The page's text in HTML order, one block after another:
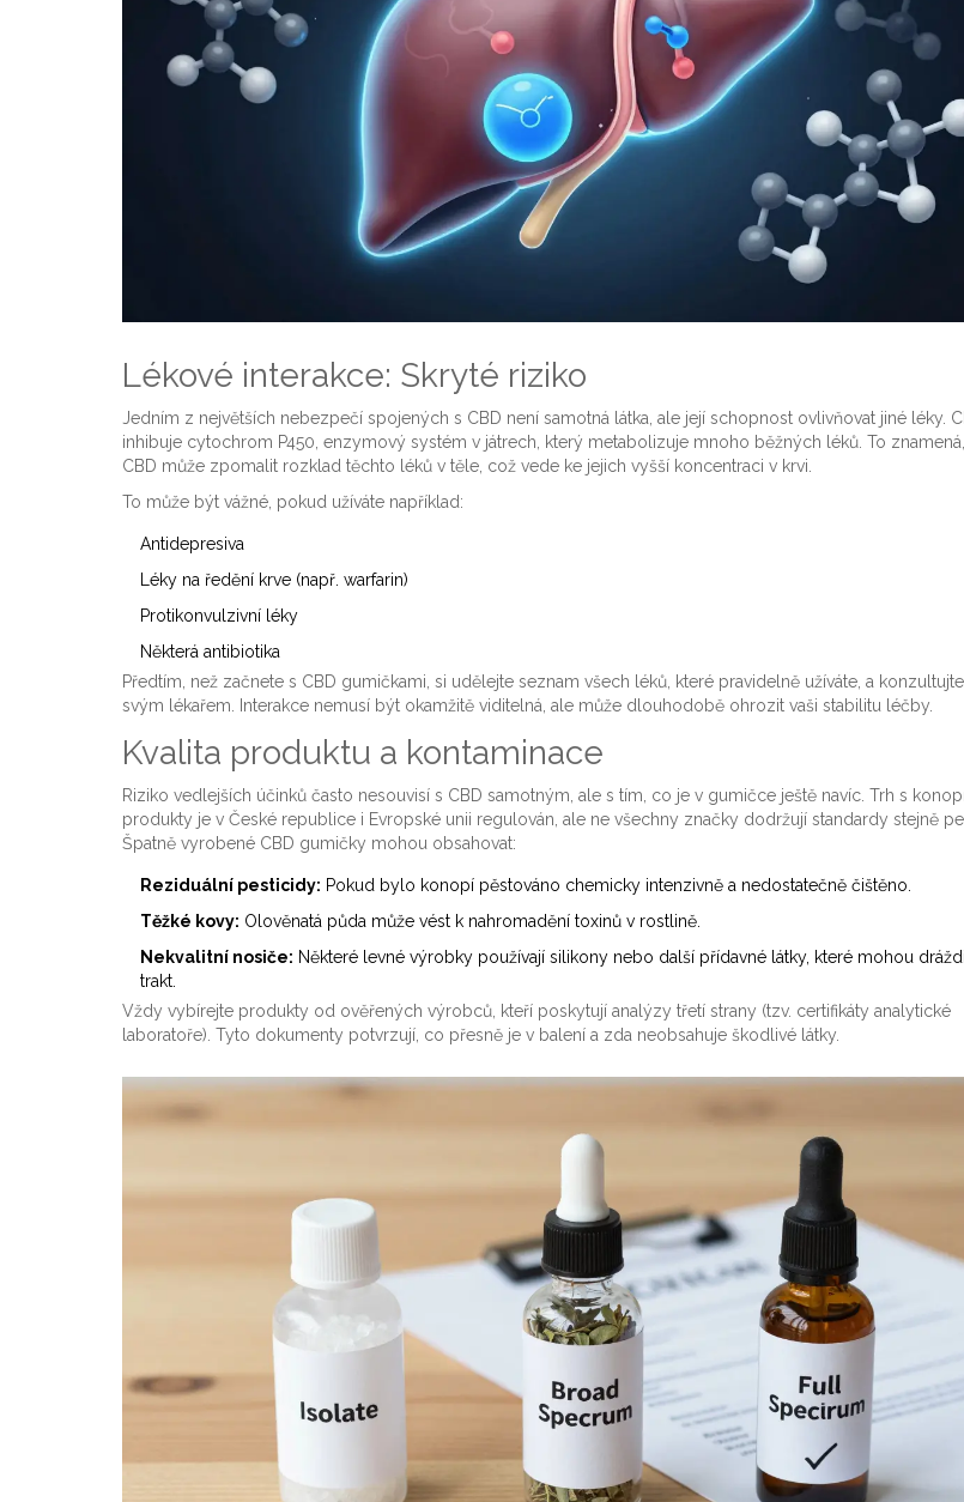
Lékové interakce: Skryté riziko
Jedním z největších nebezpečí spojených s CBD není samotná látka, ale její schopnost ovlivňovat jiné léky.
inhibuje cytochrom P450, enzymový systém v játrech, který metabolizuje mnoho běžných léků. To
CBD může zpomalit rozklad těchto léků v těle, což vede ke jejich vyšší koncentraci v krvi.
To může být vážné, pokud užíváte například:
Antidepresiva
Léky na ředění krve (např. warfarin)
Protikonvulzivní léky
Některá antibiotika
Předtím, než začnete s CBD gumičkami, si udělejte seznam všech léků, které pravidelně užíváte, a
svým lékařem. Interakce nemusí být okamžitě viditelná, ale může dlouhodobě ohrozit vaši stabilitu léčby.
Kvalita produktu a kontaminace
Riziko vedlejších účinků často nesouvisí s CBD samotným, ale s tím, co je v gumičce ještě navíc. Trh s
produkty je v České republice i Evropské unii regulován, ale ne všechny značky dodržují standardy stejně
Špatně vyrobené CBD gumičky mohou obsahovat:
Reziduální pesticidy: Pokud bylo konopí pěstováno chemicky intenzivně a nedostatečně čištěno.
Těžké kovy: Olověnatá půda může vést k nahromadění toxinů v rostlině.
Nekvalitní nosiče: Některé levné výrobky používají silikony nebo další přídavné látky, které mohou
trakt.
Vždy vybírejte produkty od ověřených výrobců, kteří poskytují analýzy třetí strany (tzv. certifikáty analytické
laboratoře). Tyto dokumenty potvrzují, co přesně je v balení a zda neobsahuje škodlivé látky.